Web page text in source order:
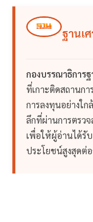
ฐานเ
กองบรรณาธิการ
ที่เกาะติดสถานก
การลงทุนอย่างใ
ลึกที่ผ่านการตรว
เพื่อให้ผู้อ่านได้รั
ประโยชน์สูงสุดต่